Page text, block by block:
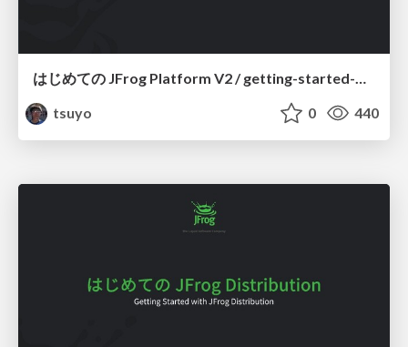
はじめての JFrog Platform V2 / getting-started-with-jfrog-platform-v2
tsuyo
0 440